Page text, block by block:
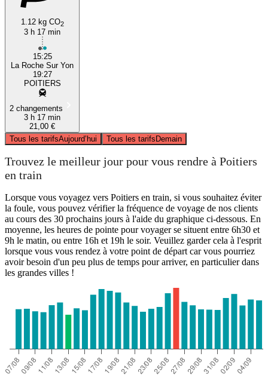
1.12 kg CO2
3 h 17 min
15:25
La Roche Sur Yon
19:27
POITIERS
2 changements
3 h 17 min
21,00 €
Tous les tarifsAujourd’hui Tous les tarifsDemain
Trouvez le meilleur jour pour vous rendre à Poitiers
en train
Lorsque vous voyagez vers Poitiers en train, si vous souhaitez éviter
la foule, vous pouvez vérifier la fréquence de voyage de nos clients
au cours des 30 prochains jours à l'aide du graphique ci-dessous. En
moyenne, les heures de pointe pour voyager se situent entre 6h30 et
9h le matin, ou entre 16h et 19h le soir. Veuillez garder cela à l'esprit
lorsque vous vous rendez à votre point de départ car vous pourriez
avoir besoin d'un peu plus de temps pour arriver, en particulier dans
les grandes villes !